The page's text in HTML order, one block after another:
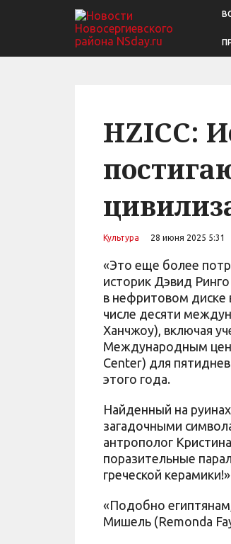
HZICC:
Культура 28 июня 2025 5:31
«Это еще более
историк Дэвид
в нефритовом диске
числе десяти
Ханчжоу), включая
Международным
Center) для
этого года.
Найденный на
загадочными
антрополог
поразительные
греческой керамики!»
«Подобно
Мишель (Remonda